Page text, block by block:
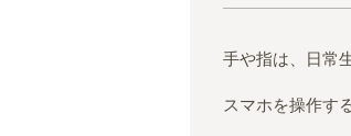
手や指は、日常
スマホを操作する